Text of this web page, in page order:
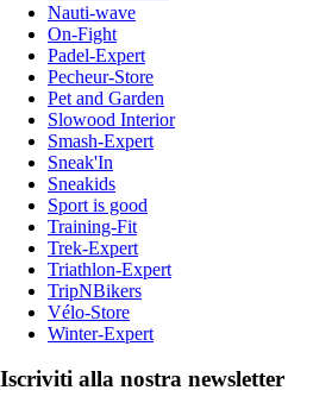
Nauti-wave
On-Fight
Padel-Expert
Pecheur-Store
Pet and Garden
Slowood Interior
Smash-Expert
Sneak'In
Sneakids
Sport is good
Training-Fit
Trek-Expert
Triathlon-Expert
TripNBikers
Vélo-Store
Winter-Expert
Iscriviti alla nostra newsletter